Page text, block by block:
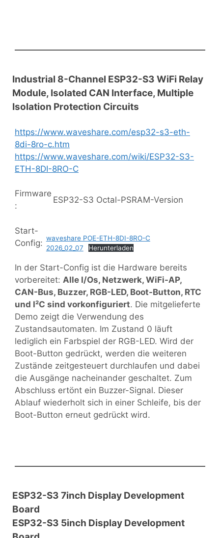
Industrial 8-Channel ESP32-S3 WiFi Relay
Module, Isolated CAN Interface, Multiple
Isolation Protection Circuits
https://www.waveshare.com/esp32-s3-eth-
8di-8ro-c.htm
https://www.waveshare.com/wiki/ESP32-S3-
ETH-8DI-8RO-C
Firmware
:
ESP32-S3 Octal-PSRAM-Version
Start-
Config: waveshare POE-ETH-8DI-8RO-C
2026_02_07
Herunterladen
In der Start-Config ist die Hardware bereits
vorbereitet: Alle I/Os, Netzwerk, WiFi-AP,
CAN-Bus, Buzzer, RGB-LED, Boot-Button, RTC
und I²C sind vorkonfiguriert. Die mitgelieferte
Demo zeigt die Verwendung des
Zustandsautomaten. Im Zustand 0 läuft
lediglich ein Farbspiel der RGB-LED. Wird der
Boot-Button gedrückt, werden die weiteren
Zustände zeitgesteuert durchlaufen und dabei
die Ausgänge nacheinander geschaltet. Zum
Abschluss ertönt ein Buzzer-Signal. Dieser
Ablauf wiederholt sich in einer Schleife, bis der
Boot-Button erneut gedrückt wird.
ESP32-S3 7inch Display Development
Board
ESP32-S3 5inch Display Development